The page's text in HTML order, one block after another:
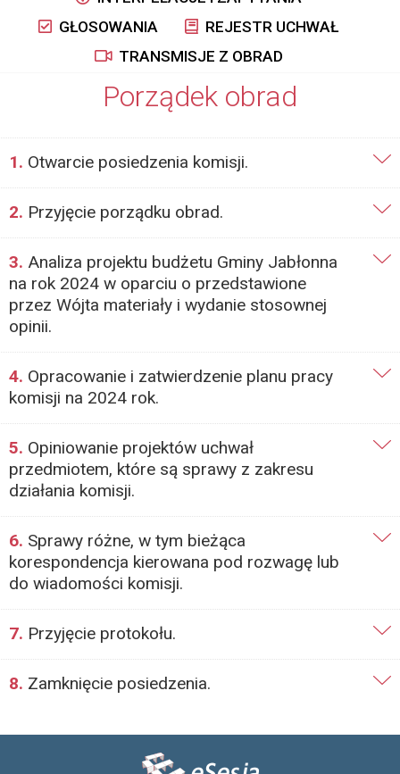
GŁOSOWANIA
REJESTR UCHWAŁ
TRANSMISJE Z OBRAD
Porządek obrad
1. Otwarcie posiedzenia komisji.
2. Przyjęcie porządku obrad.
3. Analiza projektu budżetu Gminy Jabłonna
na rok 2024 w oparciu o przedstawione
przez Wójta materiały i wydanie stosownej
opinii.
4. Opracowanie i zatwierdzenie planu pracy
komisji na 2024 rok.
5. Opiniowanie projektów uchwał
przedmiotem, które są sprawy z zakresu
działania komisji.
6. Sprawy różne, w tym bieżąca
korespondencja kierowana pod rozwagę lub
do wiadomości komisji.
7. Przyjęcie protokołu.
8. Zamknięcie posiedzenia.